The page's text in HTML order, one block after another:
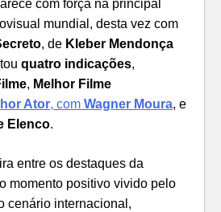
com força na principal
mundial, desta vez com
, de Kleber Mendonça
quatro indicações,
, Melhor Filme
Ator, com Wagner Moura, e
Elenco.
entre os destaques da
momento positivo vivido pelo
cenário internacional,